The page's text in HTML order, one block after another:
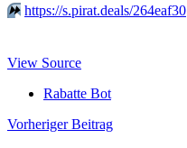
⏩️ https://s.pirat.deals/264eaf30
View Source
Rabatte Bot
Beitragsnavigation
Vorheriger Beitrag